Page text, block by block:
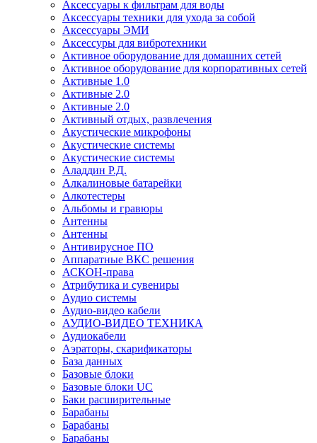
Аксессуары к фильтрам для воды
Аксессуары техники для ухода за собой
Аксессуары ЭМИ
Аксессуры для вибротехники
Активное оборудование для домашних сетей
Активное оборудование для корпоративных сетей
Активные 1.0
Активные 2.0
Активные 2.0
Активный отдых, развлечения
Акустические микрофоны
Акустические системы
Акустические системы
Аладдин Р.Д.
Алкалиновые батарейки
Алкотестеры
Альбомы и гравюры
Антенны
Антенны
Антивирусное ПО
Аппаратные ВКС решения
АСКОН-права
Атрибутика и сувениры
Аудио системы
Аудио-видео кабели
АУДИО-ВИДЕО ТЕХНИКА
Аудиокабели
Аэраторы, скарификаторы
База данных
Базовые блоки
Базовые блоки UC
Баки расширительные
Барабаны
Барабаны
Барабаны